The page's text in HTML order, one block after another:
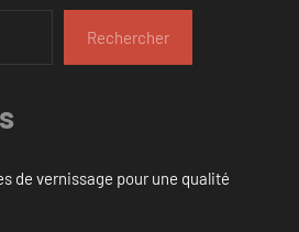
Rechercher
de vernissage pour une qualité